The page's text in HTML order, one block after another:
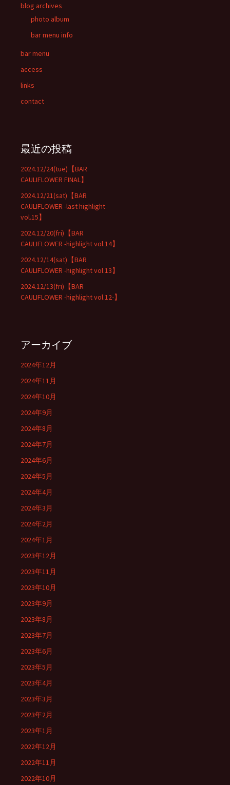
blog archives
photo album
bar menu info
bar menu
access
links
contact
最近の投稿
2024.12/24(tue)【BAR
CAULIFLOWER FINAL】
2024.12/21(sat)【BAR
CAULIFLOWER -last highlight
vol.15】
2024.12/20(fri)【BAR
CAULIFLOWER -highlight vol.14】
2024.12/14(sat)【BAR
CAULIFLOWER -highlight vol.13】
2024.12/13(fri)【BAR
CAULIFLOWER -highlight vol.12-】
アーカイブ
2024年12月
2024年11月
2024年10月
2024年9月
2024年8月
2024年7月
2024年6月
2024年5月
2024年4月
2024年3月
2024年2月
2024年1月
2023年12月
2023年11月
2023年10月
2023年9月
2023年8月
2023年7月
2023年6月
2023年5月
2023年4月
2023年3月
2023年2月
2023年1月
2022年12月
2022年11月
2022年10月